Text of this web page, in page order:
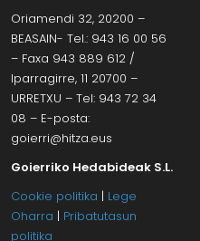
Oriamendi 32, 20200 –
BEASAIN- Tel.: 943 16 00 56
– Faxa 943 889 612 /
Iparragirre, 11 20700 –
URRETXU – Tel: 943 72 34
08 – E-posta:
goierri@hitza.eus
Goierriko Hedabideak S.L.
Cookie politika | Lege
Oharra | Pribatutasun
politika